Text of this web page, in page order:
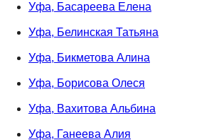
Уфа, Басареева Елена
Уфа, Белинская Татьяна
Уфа, Бикметова Алина
Уфа, Борисова Олеся
Уфа, Вахитова Альбина
Уфа, Ганеева Алия